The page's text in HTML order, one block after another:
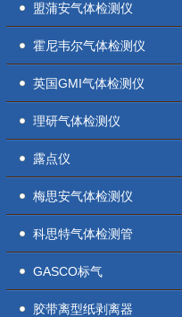
盟蒲安气体检测仪
霍尼韦尔气体检测仪
英国GMI气体检测仪
理研气体检测仪
露点仪
梅思安气体检测仪
科思特气体检测管
GASCO标气
胶带离型纸剥离器